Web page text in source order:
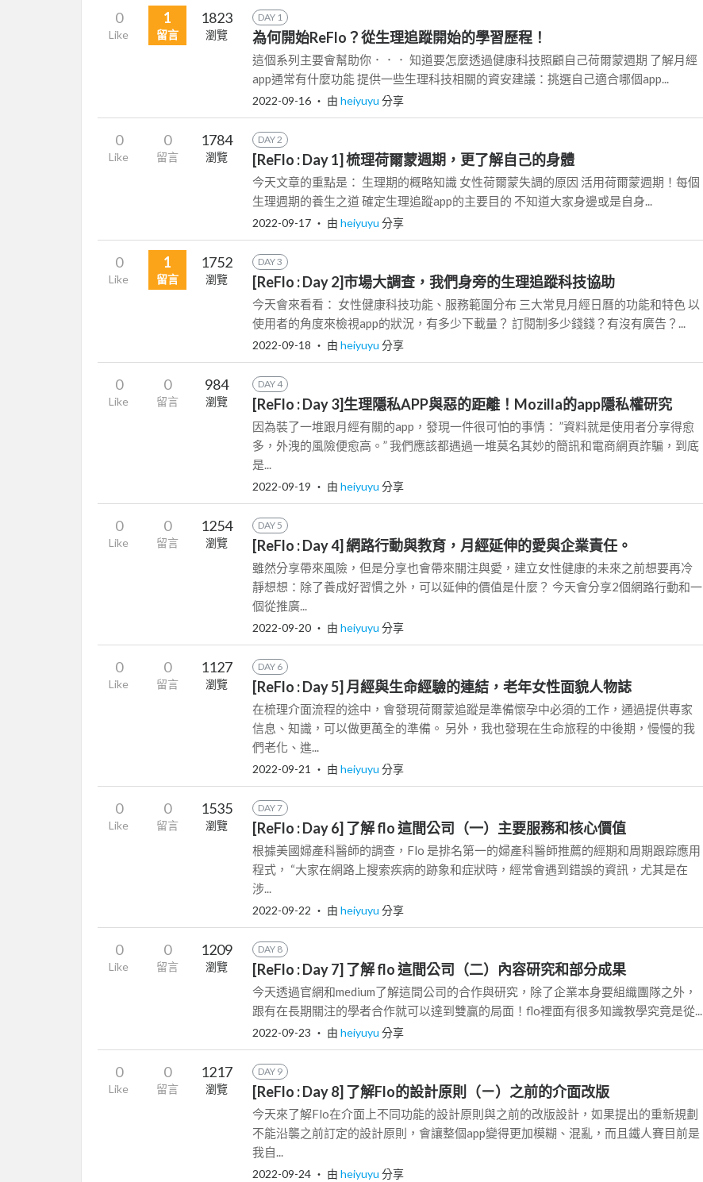
0
Like
1
留言
1823
瀏覽
DAY 1
為何開始ReFlo？從生理追蹤開始的學習歷程！
這個系列主要會幫助你．．． 知道要怎麼透過健康科技照顧自己荷爾蒙週期 了解月經
app通常有什麼功能 提供一些生理科技相關的資安建議：挑選自己適合哪個app...
2022-09-16 ‧ 由 heiyuyu 分享
0
Like
0
留言
1784
瀏覽
DAY 2
[ReFlo : Day 1] 梳理荷爾蒙週期，更了解自己的身體
今天文章的重點是： 生理期的概略知識 女性荷爾蒙失調的原因 活用荷爾蒙週期！每個
生理週期的養生之道 確定生理追蹤app的主要目的 不知道大家身邊或是自身...
2022-09-17 ‧ 由 heiyuyu 分享
0
Like
1
留言
1752
瀏覽
DAY 3
[ReFlo : Day 2]市場大調查，我們身旁的生理追蹤科技協助
今天會來看看： 女性健康科技功能、服務範圍分布 三大常見月經日曆的功能和特色 以
使用者的角度來檢視app的狀況，有多少下載量？ 訂閱制多少錢錢？有沒有廣告？...
2022-09-18 ‧ 由 heiyuyu 分享
0
Like
0
留言
984
瀏覽
DAY 4
[ReFlo : Day 3]生理隱私APP與惡的距離！Mozilla的app隱私權研究
因為裝了一堆跟月經有關的app，發現一件很可怕的事情： ”資料就是使用者分享得愈
多，外洩的風險便愈高。” 我們應該都遇過一堆莫名其妙的簡訊和電商網頁詐騙，到底
是...
2022-09-19 ‧ 由 heiyuyu 分享
0
Like
0
留言
1254
瀏覽
DAY 5
[ReFlo : Day 4] 網路行動與教育，月經延伸的愛與企業責任。
雖然分享帶來風險，但是分享也會帶來關注與愛，建立女性健康的未來之前想要再冷
靜想想：除了養成好習慣之外，可以延伸的價值是什麼？ 今天會分享2個網路行動和一
個從推廣...
2022-09-20 ‧ 由 heiyuyu 分享
0
Like
0
留言
1127
瀏覽
DAY 6
[ReFlo : Day 5] 月經與生命經驗的連結，老年女性面貌人物誌
在梳理介面流程的途中，會發現荷爾蒙追蹤是準備懷孕中必須的工作，通過提供專家
信息、知識，可以做更萬全的準備。 另外，我也發現在生命旅程的中後期，慢慢的我
們老化、進...
2022-09-21 ‧ 由 heiyuyu 分享
0
Like
0
留言
1535
瀏覽
DAY 7
[ReFlo : Day 6] 了解 flo 這間公司（一）主要服務和核心價值
根據美國婦產科醫師的調查，Flo 是排名第一的婦產科醫師推薦的經期和周期跟踪應用
程式， “大家在網路上搜索疾病的跡象和症狀時，經常會遇到錯誤的資訊，尤其是在
涉...
2022-09-22 ‧ 由 heiyuyu 分享
0
Like
0
留言
1209
瀏覽
DAY 8
[ReFlo : Day 7] 了解 flo 這間公司（二）內容研究和部分成果
今天透過官網和medium了解這間公司的合作與研究，除了企業本身要組織團隊之外，
跟有在長期關注的學者合作就可以達到雙贏的局面！flo裡面有很多知識教學究竟是從...
2022-09-23 ‧ 由 heiyuyu 分享
0
Like
0
留言
1217
瀏覽
DAY 9
[ReFlo : Day 8] 了解Flo的設計原則（ㄧ）之前的介面改版
今天來了解Flo在介面上不同功能的設計原則與之前的改版設計，如果提出的重新規劃
不能沿襲之前訂定的設計原則，會讓整個app變得更加模糊、混亂，而且鐵人賽目前是
我自...
2022-09-24 ‧ 由 heiyuyu 分享